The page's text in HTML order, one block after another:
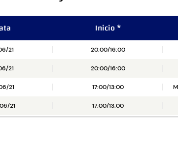
Inicio *
21 20:00/16:00
21 20:00/16:00
21 17:00/13:00
21 17:00/13:00